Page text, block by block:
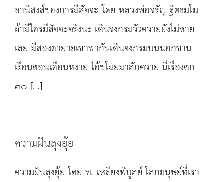
อานิสงส์ของการมีสัจจะ โดย หลวงพ่อจรัญ ฐิตธมฺโม
ถ้ามีใครมีสัจจะจริงนะ เดินจงกรมวัวควายยังไม่หาย
เลย มีสองตายายเขาพากันเดินจงกรมบนนอกชาน
เรือนตอนเดือนหงาย ไอ้ขโมยมาลักควาย นี่เรื่องตก
๓๐ [...]
ความฝันลุงยุ้ย
ความฝันลุงยุ้ย โดย ท. เหลียงพิบูลย์ โลกมนุษย์ที่เรา